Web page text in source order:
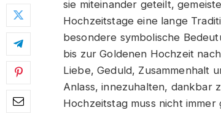
sie miteinander geteilt,
Hochzeitstage eine lange
besondere symbolische
bis zur Goldenen Hochzeit
Liebe, Geduld, Zusammenhalt
Anlass, innezuhalten, dankbar
Hochzeitstag muss nicht